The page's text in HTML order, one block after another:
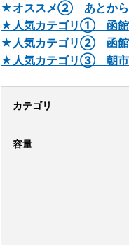
★オススメ② あとから
★人気カテゴリ① 函館
★人気カテゴリ② 函館
★人気カテゴリ③ 朝市
カテゴリ
容量